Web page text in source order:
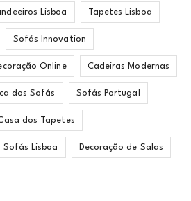
Lisboa Tapetes Lisboa
Sofás Innovation
Online Cadeiras Modernas
dos Sofás Sofás Portugal
dos Tapetes
Sofás Lisboa Decoração de Salas